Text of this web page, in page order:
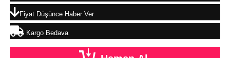
Fiyat Düşünce Haber Ver
Kargo Bedava